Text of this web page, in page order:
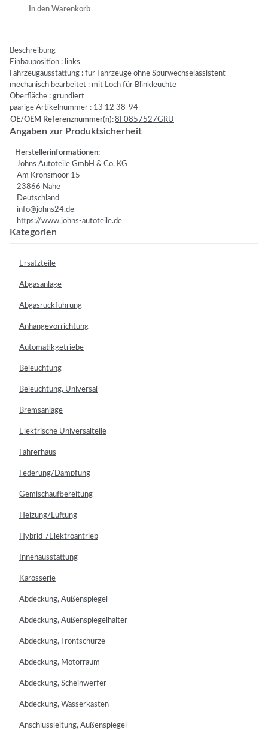
In den Warenkorb
Beschreibung
Einbauposition : links
Fahrzeugausstattung : für Fahrzeuge ohne Spurwechselassistent
mechanisch bearbeitet : mit Loch für Blinkleuchte
Oberfläche : grundiert
paarige Artikelnummer : 13 12 38-94
OE/OEM Referenznummer(n):8F0857527GRU
Angaben zur Produktsicherheit
Herstellerinformationen:
Johns Autoteile GmbH & Co. KG
Am Kronsmoor 15
23866 Nahe
Deutschland
info@johns24.de
https://www.johns-autoteile.de
Kategorien
Ersatzteile
Abgasanlage
Abgasrückführung
Anhängevorrichtung
Automatikgetriebe
Beleuchtung
Beleuchtung, Universal
Bremsanlage
Elektrische Universalteile
Fahrerhaus
Federung/Dämpfung
Gemischaufbereitung
Heizung/Lüftung
Hybrid-/Elektroantrieb
Innenausstattung
Karosserie
Abdeckung, Außenspiegel
Abdeckung, Außenspiegelhalter
Abdeckung, Frontschürze
Abdeckung, Motorraum
Abdeckung, Scheinwerfer
Abdeckung, Wasserkasten
Anschlussleitung, Außenspiegel